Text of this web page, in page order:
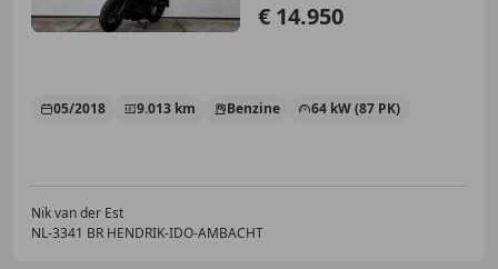
€ 14.950
05/2018 9.013 km Benzine 64 kW (87 PK)
Nik van der Est
NL-3341 BR HENDRIK-IDO-AMBACHT